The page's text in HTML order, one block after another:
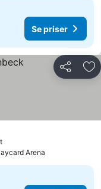
Se priser
Del
Se priser
Arena